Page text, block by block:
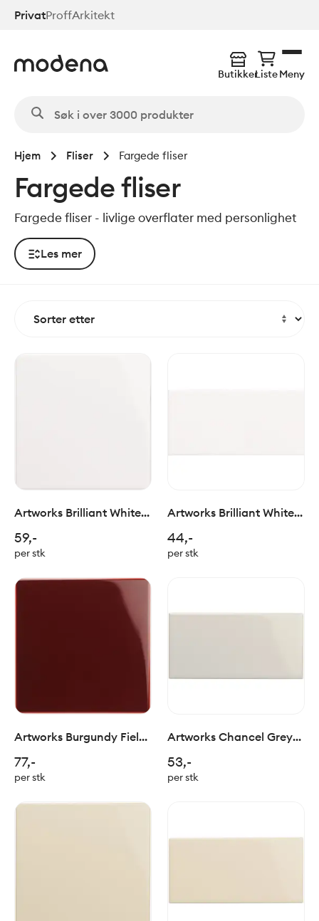
Hopp
PrivatProffArkitekt
ButikkerListeMeny
Hjem Fliser Fargede fliser
Fargede fliser
Fargede fliser - livlige overflater med personlighet
Les mer
Artworks Brilliant White
59,-
per stk
Artworks Brilliant White
44,-
per stk
Artworks Burgundy Field
77,-
per stk
Artworks Chancel Grey
53,-
per stk